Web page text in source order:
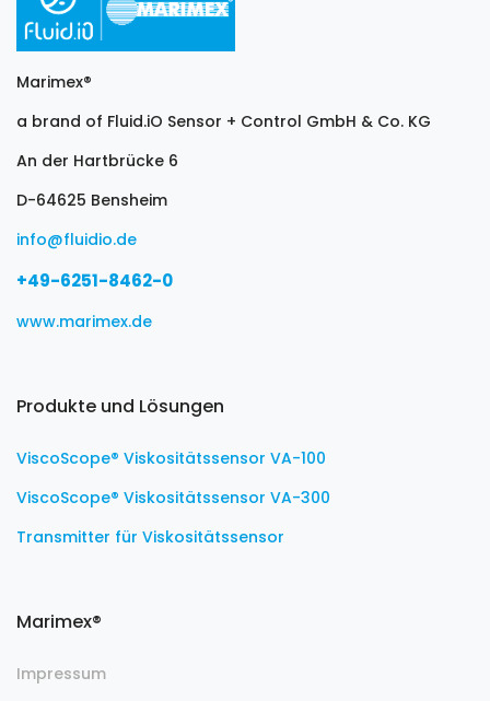
Marimex®
a brand of Fluid.iO Sensor + Control GmbH & Co. KG
An der Hartbrücke 6
D-64625 Bensheim
info@fluidio.de
+49-6251-8462-0
www.marimex.de
Produkte und Lösungen
ViscoScope® Viskositätssensor VA-100
ViscoScope® Viskositätssensor VA-300
Transmitter für Viskositätssensor
Marimex®
Impressum